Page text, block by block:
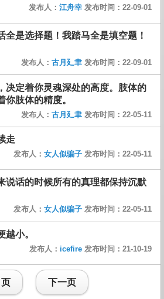
发布人： 江舟幸 发布时间：22-09-01
全是选择题！我踏马全是填空题！
发布人： 古月廴聿 发布时间：22-09-01
决定着你灵魂深处的高度。肢体的
你肢体的精度。
发布人： 古月廴聿 发布时间：22-05-11
走
发布人： 女人似骗子 发布时间：22-05-11
说话的时候所有的真理都保持沉默
发布人： 女人似骗子 发布时间：22-05-11
越小。
发布人： icefire 发布时间：21-10-19
下一页